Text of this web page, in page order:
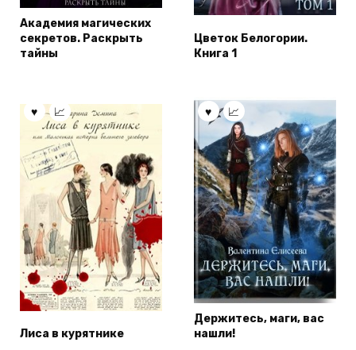
Академия магических
секретов. Раскрыть
тайны
Цветок Белогории.
Книга 1
Лиса в курятнике
Держитесь, маги, вас
нашли!